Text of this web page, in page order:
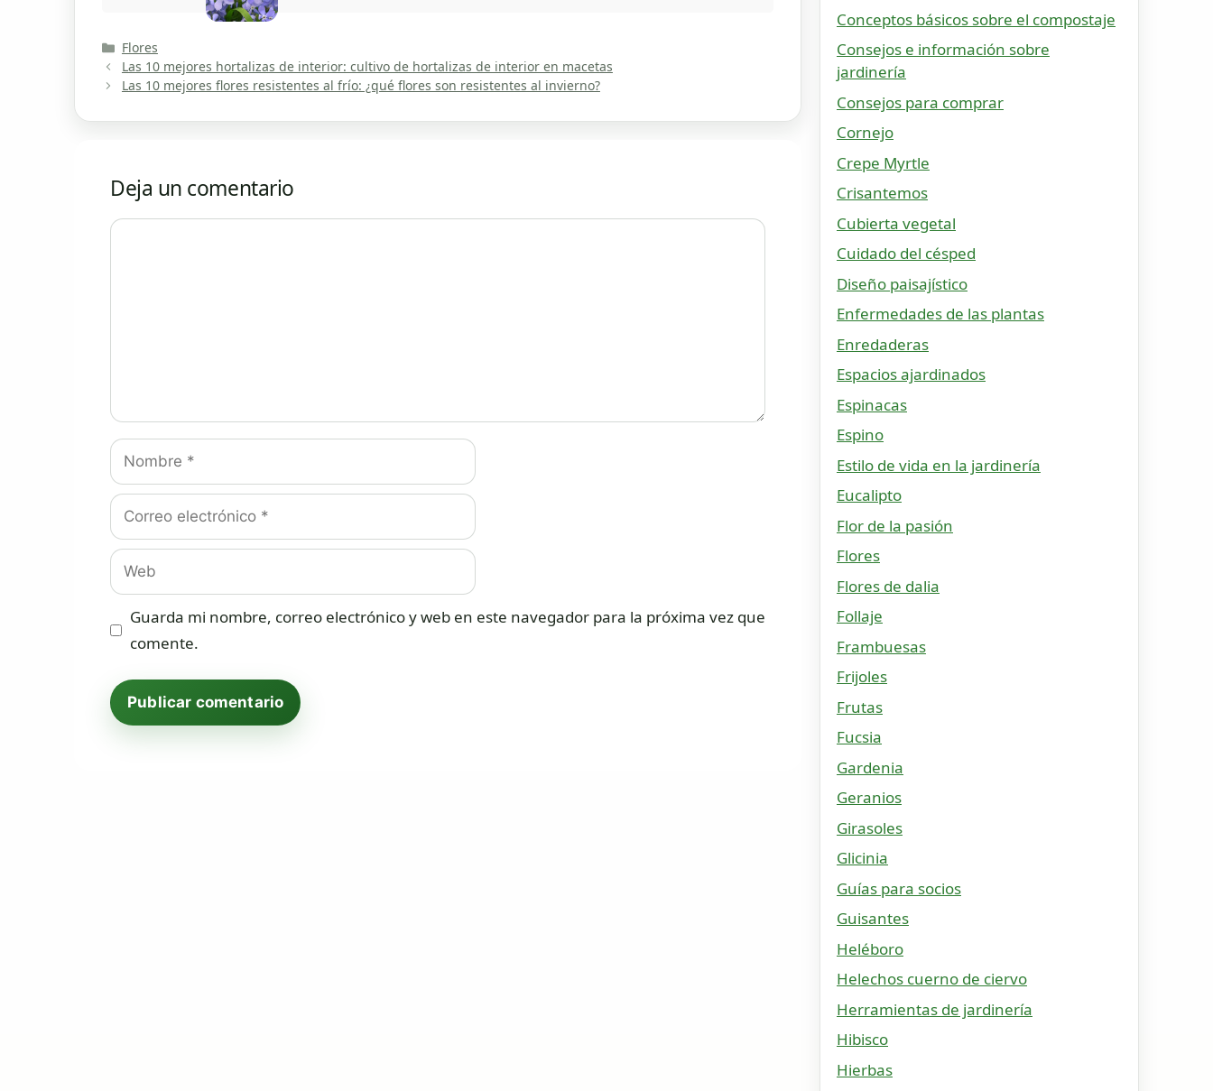
Categorías
Flores
Las 10 mejores hortalizas de interior: cultivo de hortalizas de interior en macetas
Las 10 mejores flores resistentes al frío: ¿qué flores son resistentes al invierno?
Deja un comentario
Comentario
Nombre
Correo
electrónico
Web
Guarda mi nombre, correo electrónico y web en este navegador para la próxima vez que
comente.
Conceptos básicos sobre el compostaje
Consejos e información sobre
jardinería
Consejos para comprar
Cornejo
Crepe Myrtle
Crisantemos
Cubierta vegetal
Cuidado del césped
Diseño paisajístico
Enfermedades de las plantas
Enredaderas
Espacios ajardinados
Espinacas
Espino
Estilo de vida en la jardinería
Eucalipto
Flor de la pasión
Flores
Flores de dalia
Follaje
Frambuesas
Frijoles
Frutas
Fucsia
Gardenia
Geranios
Girasoles
Glicinia
Guías para socios
Guisantes
Heléboro
Helechos cuerno de ciervo
Herramientas de jardinería
Hibisco
Hierbas